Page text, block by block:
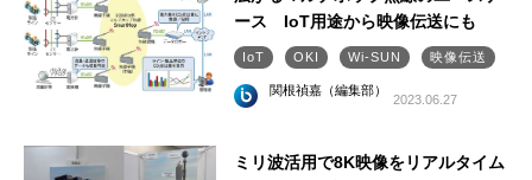
ース IoT用途から映像伝送にも
IoT OKI Wi-SUN 映像伝送
関根禎嘉（編集部）
2023.06.27
ミリ波活用で8K映像をリアルタイム